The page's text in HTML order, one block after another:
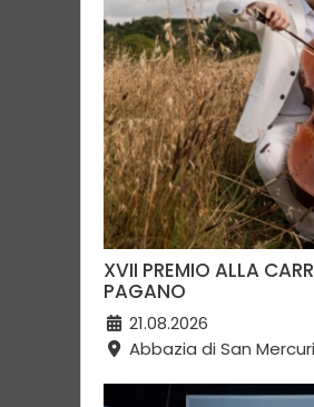
XVII PREMIO ALLA
PAGANO
21.08.2026
Abbazia di San